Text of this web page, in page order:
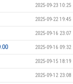
2025-09-23 10:25
2025-09-22 19:45
2025-09-16 23:07
2025-09-16 09:32
2025-09-15 18:19
2025-09-12 23:08